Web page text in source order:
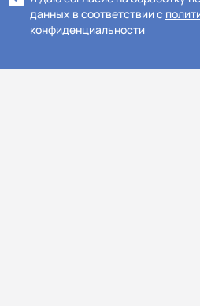
данных в соответствии с
конфиденциальности